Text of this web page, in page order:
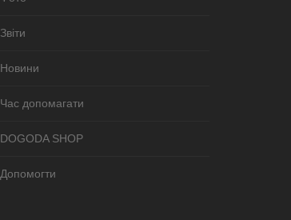
Звіти
Новини
Час допомагати
DOGODA SHOP
Допомогти